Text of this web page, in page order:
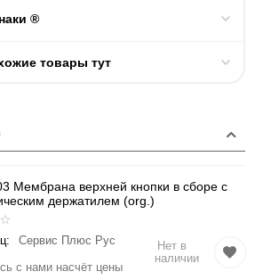
®
товары тут
Мембрана верхней кнопки в сборе с
держатилем (org.)
Сервис Плюс Рус
с нами насчёт цены
Нет в
наличии